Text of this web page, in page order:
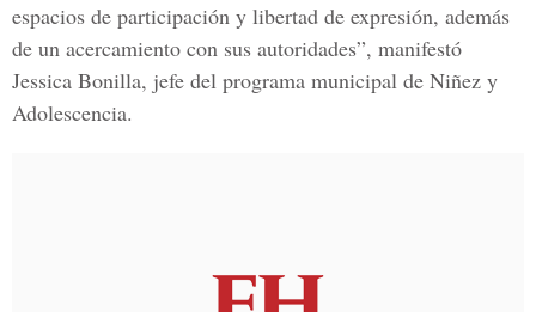
espacios de participación y libertad de expresión, además
de un acercamiento con sus autoridades”, manifestó
Jessica Bonilla, jefe del programa municipal de Niñez y
Adolescencia.